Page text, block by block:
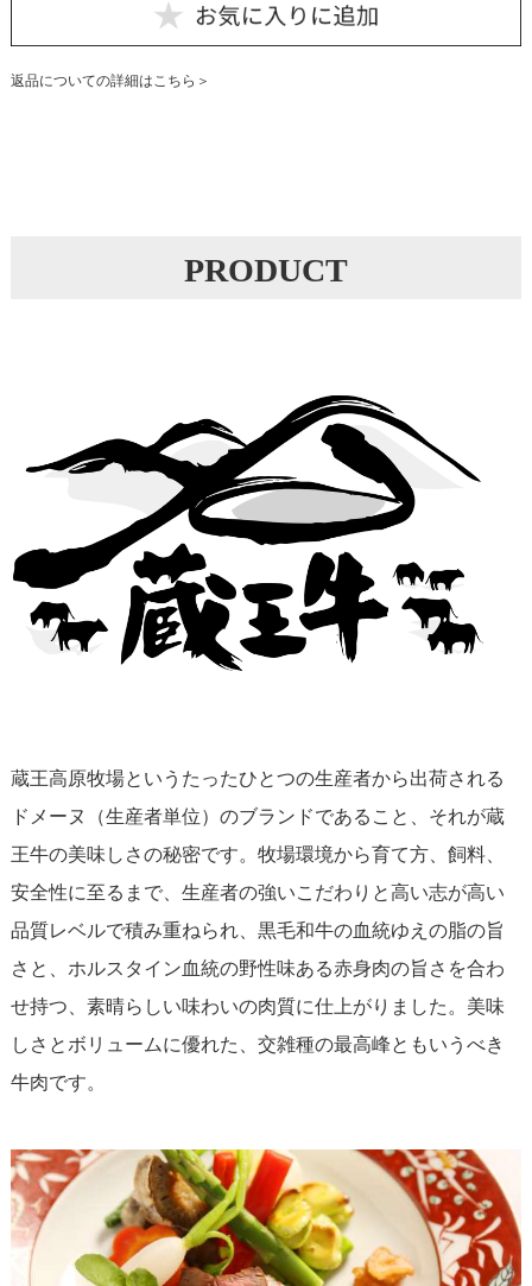
返品についての詳細はこちら
PRODUCT
蔵王高原牧場というたったひとつの生産者から出荷される
ドメーヌ（生産者単位）のブランドであること、それが蔵
王牛の美味しさの秘密です。牧場環境から育て方、飼料、
安全性に至るまで、生産者の強いこだわりと高い志が高い
品質レベルで積み重ねられ、黒毛和牛の血統ゆえの脂の旨
さと、ホルスタイン血統の野性味ある赤身肉の旨さを合わ
せ持つ、素晴らしい味わいの肉質に仕上がりました。美味
しさとボリュームに優れた、交雑種の最高峰ともいうべき
牛肉です。